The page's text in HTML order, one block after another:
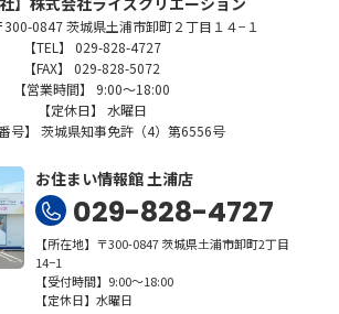
300-0847 茨城県土浦市卸町２丁目１４−１
【TEL】 029-828-4727
【FAX】 029-828-5072
【営業時間】 9:00～18:00
【定休日】 水曜日
番号】 茨城県知事免許（4）第6556号
お住まい情報館 土浦店
029-828-4727
【所在地】〒300-0847 茨城県土浦市卸町2丁目
14−1
【受付時間】9:00～18:00
【定休日】水曜日